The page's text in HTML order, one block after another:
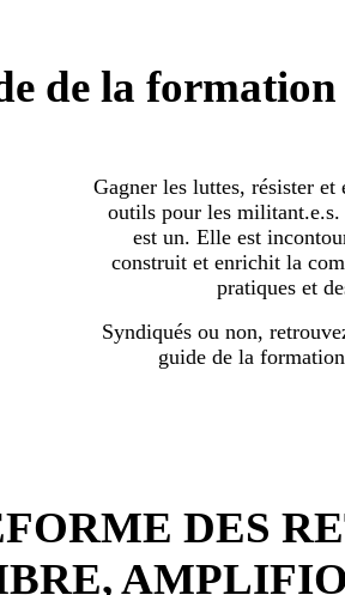
de la
Gagner les luttes, résister et
outils pour les
est un. Elle est
construit et enrichit la
pratiques et
Syndiqués ou non,
guide de la
DES